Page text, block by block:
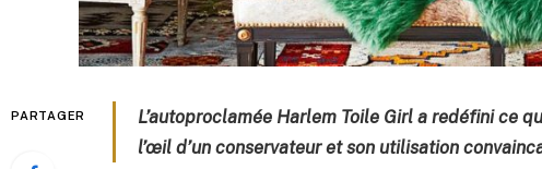
PARTAGER
L’autoproclamée Harlem Toile Girl a redéfini ce
l’œil d’un conservateur et son utilisation